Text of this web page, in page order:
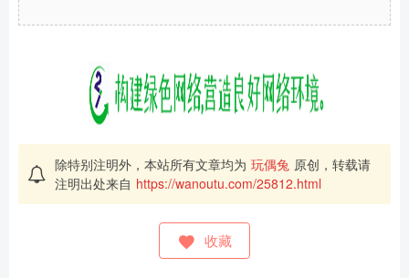
除特别注明外，本站所有文章均为 玩偶兔 原创，转载请
注明出处来自 https://wanoutu.com/25812.html
收藏